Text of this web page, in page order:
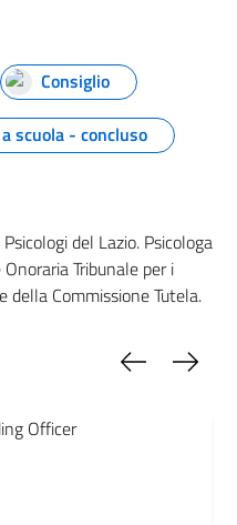
Consiglio
scuola - concluso
del Lazio. Psicologa
Tribunale per i
della Commissione Tutela.
Slide